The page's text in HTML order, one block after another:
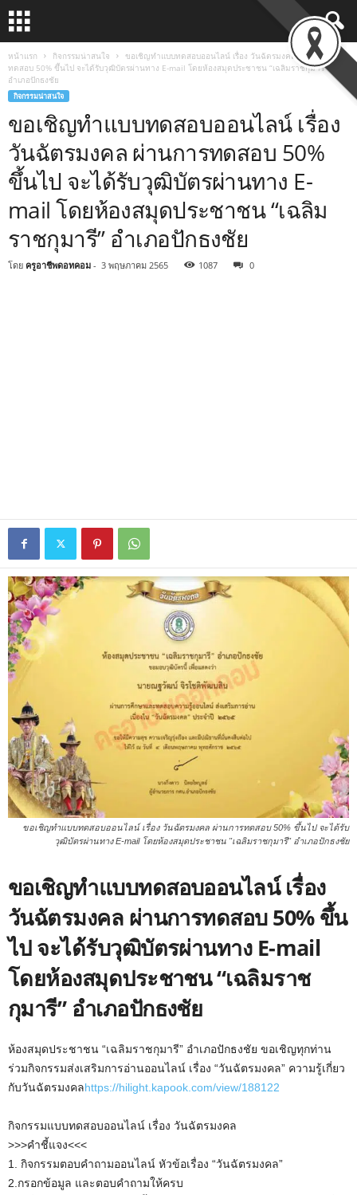
หน้าแรก กิจกรรมน่าสนใจ
ขอเชิญทำแบบทดสอบออนไลน์ เรื่อง วันฉัตรมงคล ผ่านการ
ทดสอบ 50% ขึ้นไป จะได้รับวุฒิบัตรผ่านทาง E-mail โดยห้องสมุดประชาชน “เฉลิมราชกุมารี”
อำเภอปักธงชัย
กิจกรรมน่าสนใจ
ขอเชิญทำแบบทดสอบออนไลน์ เรื่อง
วันฉัตรมงคล ผ่านการทดสอบ 50%
ขึ้นไป จะได้รับวุฒิบัตรผ่านทาง E-
mail โดยห้องสมุดประชาชน “เฉลิม
ราชกุมารี” อำเภอปักธงชัย
โดย ครูอาชีพดอทคอม - 3 พฤษภาคม 2565 1087 0
ขอเชิญทำแบบทดสอบออนไลน์ เรื่อง วันฉัตรมงคล ผ่านการทดสอบ 50% ขึ้นไป จะได้รับ
วุฒิบัตรผ่านทาง E-mail โดยห้องสมุดประชาชน "เฉลิมราชกุมารี" อำเภอปักธงชัย
ขอเชิญทำแบบทดสอบออนไลน์ เรื่อง
วันฉัตรมงคล ผ่านการทดสอบ 50% ขึ้น
ไป จะได้รับวุฒิบัตรผ่านทาง E-mail
โดยห้องสมุดประชาชน “เฉลิมราช
กุมารี” อำเภอปักธงชัย
ห้องสมุดประชาชน “เฉลิมราชกุมารี” อำเภอปักธงชัย ขอเชิญทุกท่าน
ร่วมกิจกรรมส่งเสริมการอ่านออนไลน์ เรื่อง “วันฉัตรมงคล” ความรู้เกี่ยว
กับวันฉัตรมงคลhttps://hilight.kapook.com/view/188122
กิจกรรมแบบทดสอบออนไลน์ เรื่อง วันฉัตรมงคล
>>>คำชี้แจง<<<
1. กิจกรรมตอบคำถามออนไลน์ หัวข้อเรื่อง “วันฉัตรมงคล”
2.กรอกข้อมูล และตอบคำถามให้ครบ